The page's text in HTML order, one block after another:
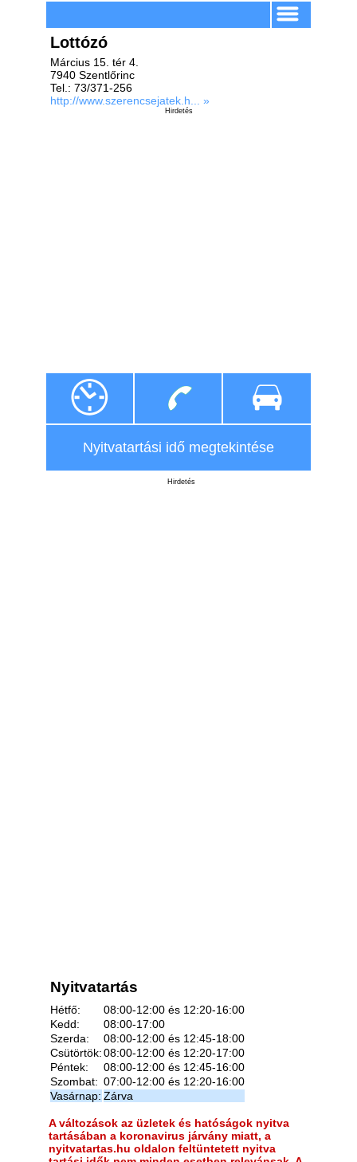
Lottózó
Március 15. tér 4.
7940 Szentlőrinc
Tel.: 73/371-256
http://www.szerencsejatek.h... »
Hirdetés
Nyitvatartási idő megtekintése
Hirdetés
Nyitvatartás
Hétfő:
08:00-12:00 és 12:20-16:00
Kedd:
08:00-17:00
Szerda:
08:00-12:00 és 12:45-18:00
Csütörtök:08:00-12:00 és 12:20-17:00
Péntek:
08:00-12:00 és 12:45-16:00
Szombat: 07:00-12:00 és 12:20-16:00
Vasárnap: Zárva
A változások az üzletek és hatóságok nyitva
tartásában a koronavirus járvány miatt, a
nyitvatartas.hu oldalon feltüntetett nyitva